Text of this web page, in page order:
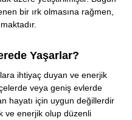
bir ırk olmasına rağmen,
Yaşarlar?
ihtiyaç duyan ve enerjik
veya geniş evlerde
hayatı için uygun değillerdir
ve enerjik olup düzenli